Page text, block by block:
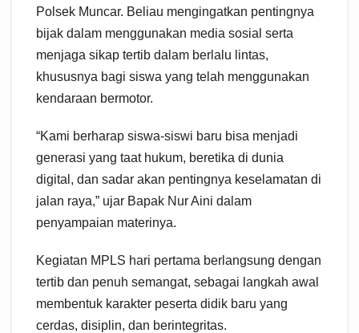
Polsek Muncar. Beliau mengingatkan pentingnya
bijak dalam menggunakan media sosial serta
menjaga sikap tertib dalam berlalu lintas,
khususnya bagi siswa yang telah menggunakan
kendaraan bermotor.
“Kami berharap siswa-siswi baru bisa menjadi
generasi yang taat hukum, beretika di dunia
digital, dan sadar akan pentingnya keselamatan di
jalan raya,” ujar Bapak Nur Aini dalam
penyampaian materinya.
Kegiatan MPLS hari pertama berlangsung dengan
tertib dan penuh semangat, sebagai langkah awal
membentuk karakter peserta didik baru yang
cerdas, disiplin, dan berintegritas.